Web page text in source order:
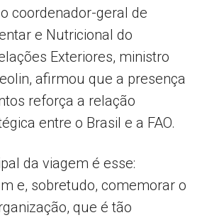
coordenador-geral de
e Nutricional do
Exteriores, ministro
afirmou que a presença
reforça a relação
entre o Brasil e a FAO.
da viagem é esse:
e, sobretudo, comemorar o
que é tão